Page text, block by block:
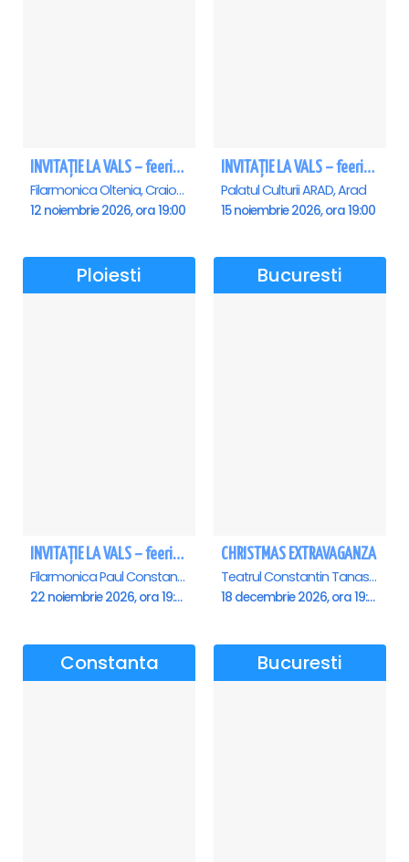
INVITAȚIE LA VALS – feerie de bal în paşi de dans - Craiova
Filarmonica Oltenia, Craiova
12 noiembrie 2026, ora 19:00
INVITAȚIE LA VALS – feerie de bal în paşi de dans - Arad
Palatul Culturii ARAD, Arad
15 noiembrie 2026, ora 19:00
Ploiesti
INVITAȚIE LA VALS – feerie de bal în paşi de dans - Ploiesti
Filarmonica Paul Constantinescu, Ploiesti
22 noiembrie 2026, ora 19:00
Bucuresti
CHRISTMAS EXTRAVAGANZA
Teatrul Constantin Tanase - Sala Savoy, Bucuresti
18 decembrie 2026, ora 19:00
Constanta Bucuresti